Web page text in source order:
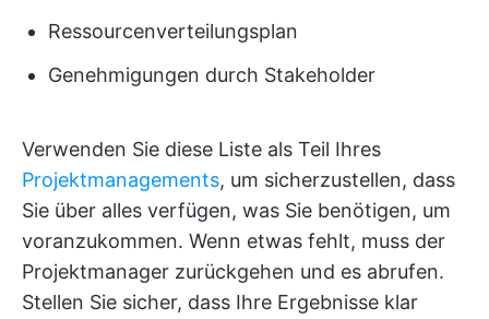
Ressourcenverteilungsplan
Genehmigungen durch Stakeholder
Verwenden Sie diese Liste als Teil Ihres
Projektmanagements, um sicherzustellen, dass
Sie über alles verfügen, was Sie benötigen, um
voranzukommen. Wenn etwas fehlt, muss der
Projektmanager zurückgehen und es abrufen.
Stellen Sie sicher, dass Ihre Ergebnisse klar